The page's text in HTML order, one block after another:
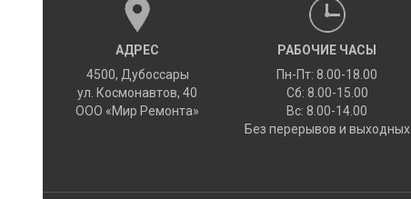
АДРЕС
4500, Дубоссары
ул. Космонавтов, 40
ООО «Мир Ремонта»
РАБОЧИЕ ЧАСЫ
Пн-Пт: 8.00-18.00
Сб: 8.00-15.00
Вс: 8.00-14.00
Без перерывов и выходных